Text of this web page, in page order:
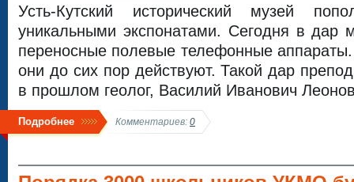
Усть-Кутский исторический музей
уникальными экспонатами. Сегодня в дар
переносные полевые телефонные
они до сих пор действуют. Такой дар
в прошлом геолог, Василий Иванович
Подробнее Комментариев: 0